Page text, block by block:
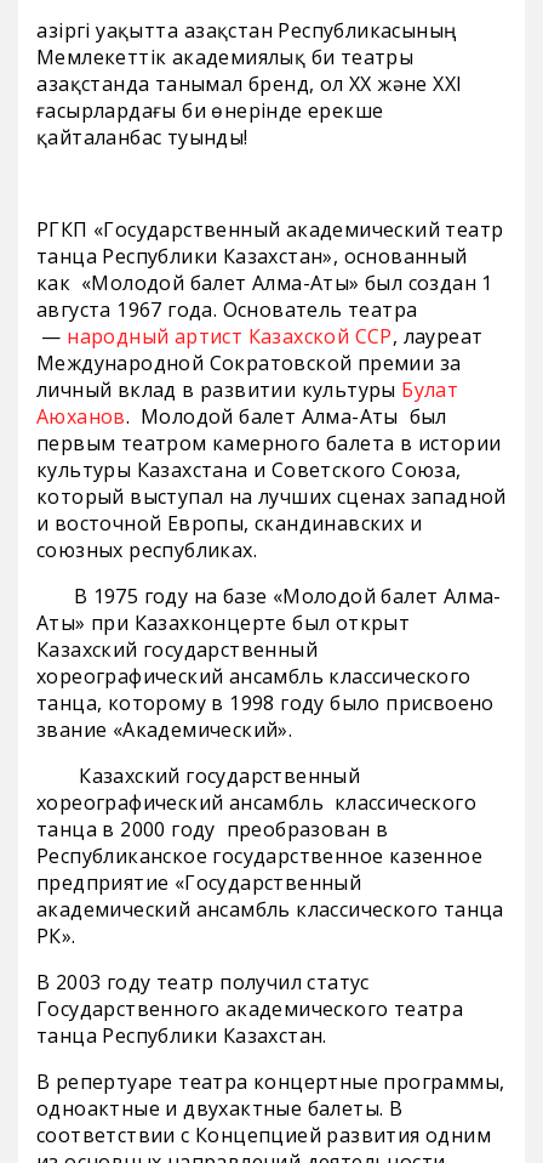
Қазіргі уақытта Қазақстан Республикасының
Мемлекеттік академиялық би театры
Қазақстанда танымал бренд, ол ХХ және ХХІ
ғасырлардағы би өнерінде ерекше
қайталанбас туынды!
РГКП «Государственный академический театр
танца Республики Казахстан», основанный
как «Молодой балет Алма-Аты» был создан 1
августа 1967 года. Основатель театра
— народный артист Казахской ССР, лауреат
Международной Сократовской премии за
личный вклад в развитии культуры Булат
Аюханов. Молодой балет Алма-Аты был
первым театром камерного балета в истории
культуры Казахстана и Советского Союза,
который выступал на лучших сценах западной
и восточной Европы, скандинавских и
союзных республиках.
В 1975 году на базе «Молодой балет Алма-
Аты» при Казахконцерте был открыт
Казахский государственный
хореографический ансамбль классического
танца, которому в 1998 году было присвоено
звание «Академический».
Казахский государственный
хореографический ансамбль классического
танца в 2000 году преобразован в
Республиканское государственное казенное
предприятие «Государственный
академический ансамбль классического танца
РК».
В 2003 году театр получил статус
Государственного академического театра
танца Республики Казахстан.
В репертуаре театра концертные программы,
одноактные и двухактные балеты. В
соответствии с Концепцией развития одним